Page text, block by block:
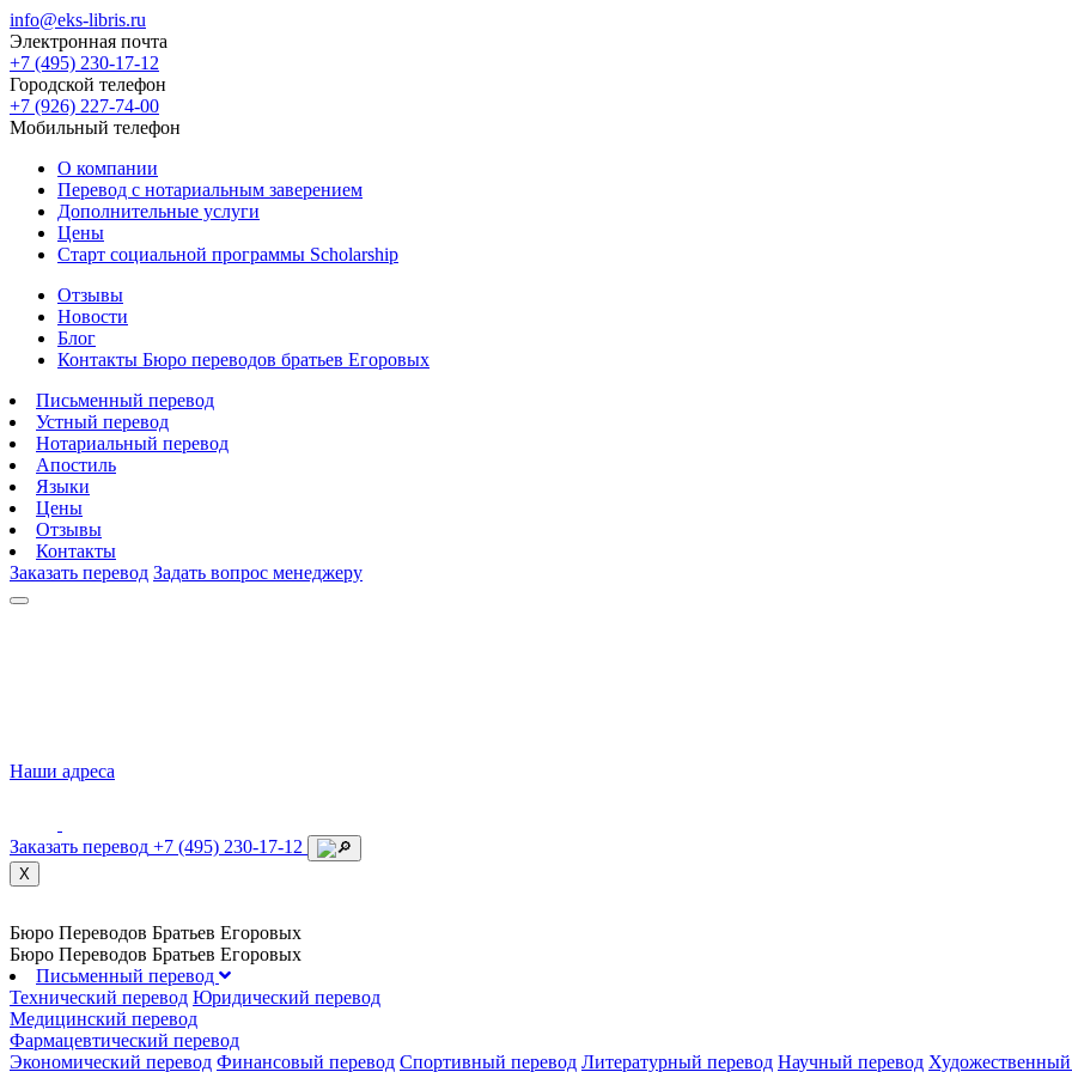
info@eks-libris.ru
Электронная почта
+7 (495) 230-17-12
Городской телефон
+7 (926) 227-74-00
Мобильный телефон
О компании
Перевод с нотариальным заверением
Дополнительные услуги
Цены
Старт социальной программы Scholarship
Отзывы
Новости
Блог
Контакты Бюро переводов братьев Егоровых
Письменный перевод
Устный перевод
Нотариальный перевод
Апостиль
Языки
Цены
Отзывы
Контакты
Заказать перевод Задать вопрос менеджеру
Наши адреса
Заказать перевод +7 (495) 230-17-12
X
Бюро Переводов Братьев Егоровых
Бюро Переводов Братьев Егоровых
Письменный перевод
Технический перевод Юридический перевод
Медицинский перевод
Фармацевтический перевод
Экономический перевод Финансовый перевод Спортивный перевод Литературный перевод Научный перевод